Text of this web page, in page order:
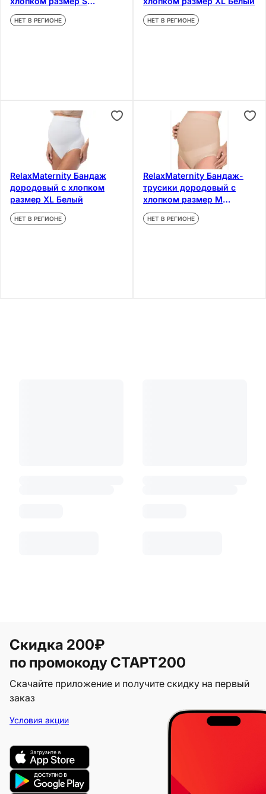
Бежевый
НЕТ В РЕГИОНЕ НЕТ В РЕГИОНЕ
RelaxMaternity Бандаж
дородовый с хлопком
размер XL Белый
НЕТ В РЕГИОНЕ
RelaxMaternity Бандаж-
трусики дородовый с
хлопком размер М
Бежевый
НЕТ В РЕГИОНЕ
Скидка 200₽
по промокоду СТАРТ200
Скачайте приложение и получите скидку на первый
заказ
Условия акции